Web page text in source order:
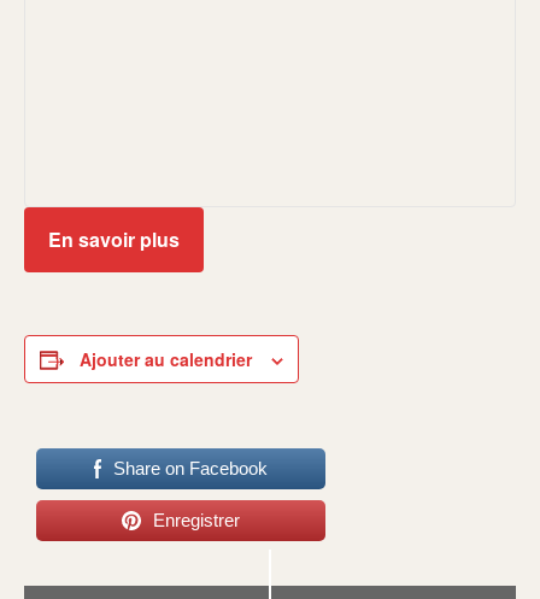
En savoir plus
Ajouter au calendrier
Share on Facebook
Enregistrer